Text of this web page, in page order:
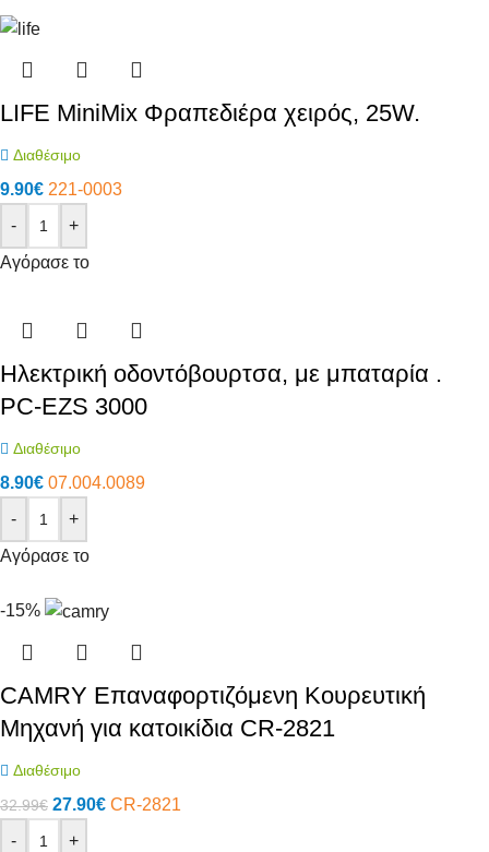
LIFE MiniMix Φραπεδιέρα χειρός, 25W.
Διαθέσιμο
9.90€ 221-0003
-
+
Αγόρασε το
Ηλεκτρική οδοντόβουρτσα, με μπαταρία .
PC-EZS 3000
Διαθέσιμο
8.90€ 07.004.0089
-
+
Αγόρασε το
-15%
CAMRY Επαναφορτιζόμενη Κουρευτική
Μηχανή για κατοικίδια CR-2821
Διαθέσιμο
32.99€ 27.90€ CR-2821
-
+